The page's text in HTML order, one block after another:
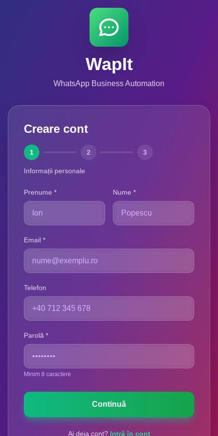
WapIt
WhatsApp Business Automation
Creare cont
1 2 3
Informații personale
Prenume * Nume *
Email *
Telefon
Parolă *
Minim 8 caractere
Continuă
Ai deja cont? Intră în cont